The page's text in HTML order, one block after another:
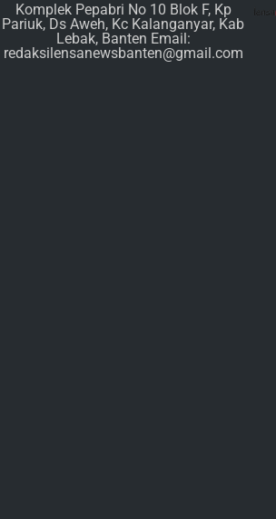
Komplek Pepabri No 10 Blok F, Kp
Pariuk, Ds Aweh, Kc Kalanganyar, Kab
Lebak, Banten Email:
redaksilensanewsbanten@gmail.com